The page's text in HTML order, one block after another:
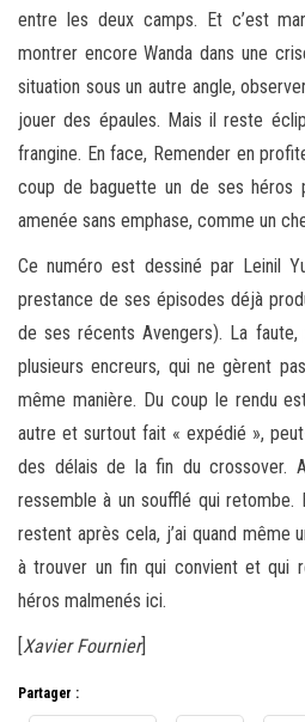
entre les deux camps. Et c’est
montrer encore Wanda dans une
situation sous un autre angle,
jouer des épaules. Mais il reste
frangine. En face, Remender en
coup de baguette un de ses héros
amenée sans emphase, comme un
Ce numéro est dessiné par Leinil
prestance de ses épisodes déjà
de ses récents Avengers). La
plusieurs encreurs, qui ne gèrent
même manière. Du coup le rendu
autre et surtout fait « expédié »,
des délais de la fin du crossover.
ressemble à un soufflé qui retombe.
restent après cela, j’ai quand même
à trouver un fin qui convient et qui
héros malmenés ici.
[Xavier Fournier]
Partager :